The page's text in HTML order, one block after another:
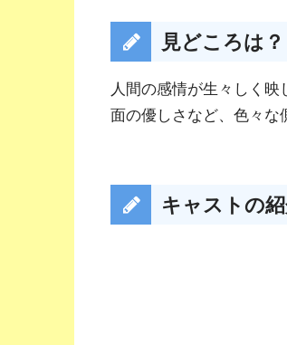
見どころは？
人間の感情が生々しく
面の優しさなど、色々な
キャストの紹